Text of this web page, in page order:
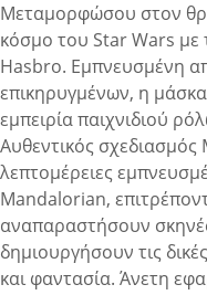
Μεταμορφώσου στον
κόσμο του Star Wars με
Hasbro. Εμπνευσμένη
επικηρυγμένων, η
εμπειρία παιχνιδιού
Αυθεντικός
λεπτομέρειες
Mandalorian,
αναπαραστήσουν
δημιουργήσουν τις
και φαντασία. Άνετη